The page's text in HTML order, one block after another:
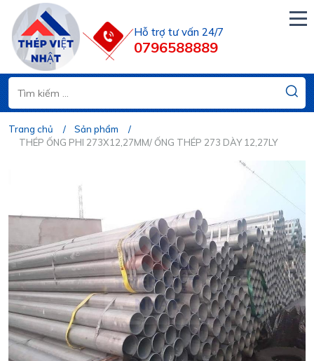
Hỗ trợ tư vấn 24/7
0796588889
Trang chủ
Sản phẩm
THÉP ỐNG PHI 273X12,27MM/ ỐNG THÉP 273 DÀY 12,27LY